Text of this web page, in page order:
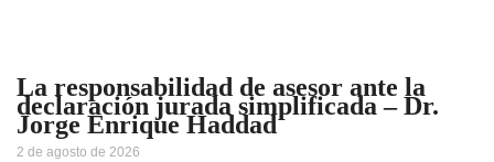
La responsabilidad de asesor ante la
declaración jurada simplificada – Dr.
Jorge Enrique Haddad
2 de agosto de 2026